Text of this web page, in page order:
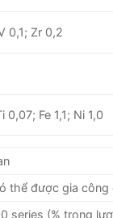
0,1; Zr 0,2
0,07; Fe 1,1; Ni 1,0
thể được gia công
series (% trọng